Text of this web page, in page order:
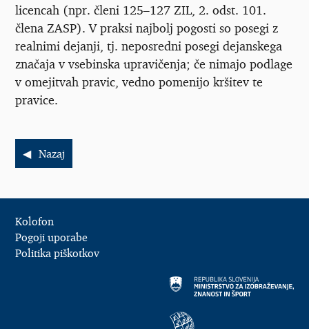
licencah (npr. členi 125–127 ZIL, 2. odst. 101.
člena ZASP). V praksi najbolj pogosti so posegi z
realnimi dejanji, tj. neposredni posegi dejanskega
značaja v vsebinska upravičenja; če nimajo podlage
v omejitvah pravic, vedno pomenijo kršitev te
pravice.
Nazaj
Kolofon
Pogoji uporabe
Politika piškotkov